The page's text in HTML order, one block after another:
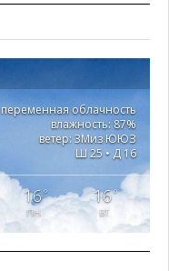
переменная облачность
влажность: 87%
ветер: 3Миз ЮЮЗ
Ш 25 • Д 16
16°
ПН
16°
ВТ